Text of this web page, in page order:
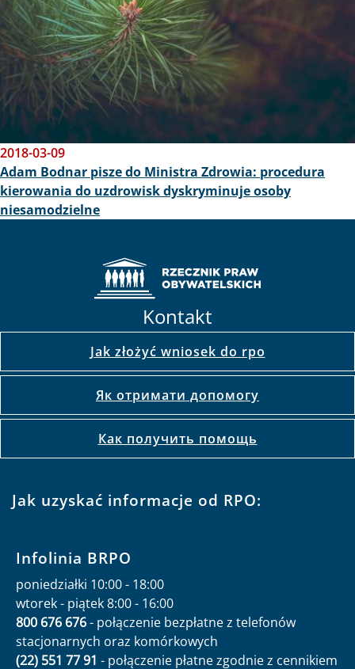
2018-03-09
Adam Bodnar pisze do Ministra Zdrowia: procedura
kierowania do uzdrowisk dyskryminuje osoby
niesamodzielne
Kontakt
Jak złożyć wniosek do rpo
Як отримати допомогу
Как получить помощь
Jak uzyskać informacje od RPO:
Infolinia BRPO
poniedziałki 10:00 - 18:00
wtorek - piątek 8:00 - 16:00
800 676 676- połączenie bezpłatne z telefonów
stacjonarnych oraz komórkowych
(22) 551 77 91 - połączenie płatne zgodnie z cennikiem